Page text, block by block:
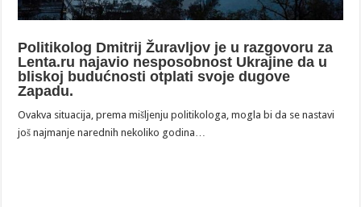
Politikolog Dmitrij Žuravljov je u razgovoru za
Lenta.ru najavio nesposobnost Ukrajine da u
bliskoj budućnosti otplati svoje dugove
Zapadu.
Ovakva situacija, prema mišljenju politikologa, mogla bi da se nastavi
još najmanje narednih nekoliko godina…